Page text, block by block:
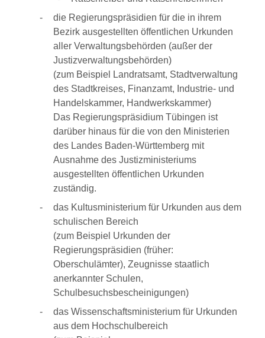
die Regierungspräsidien für die in ihrem
Bezirk ausgestellten öffentlichen Urkunden
aller Verwaltungsbehörden (außer der
Justizverwaltungsbehörden)
(zum Beispiel Landratsamt, Stadtverwaltung
des Stadtkreises, Finanzamt, Industrie- und
Handelskammer, Handwerkskammer)
Das Regierungspräsidium Tübingen ist
darüber hinaus für die von den Ministerien
des Landes Baden-Württemberg mit
Ausnahme des Justizministeriums
ausgestellten öffentlichen Urkunden
zuständig.
das Kultusministerium für Urkunden aus dem
schulischen Bereich
(zum Beispiel Urkunden der
Regierungspräsidien (früher:
Oberschulämter), Zeugnisse staatlich
anerkannter Schulen,
Schulbesuchsbescheinigungen)
das Wissenschaftsministerium für Urkunden
aus dem Hochschulbereich